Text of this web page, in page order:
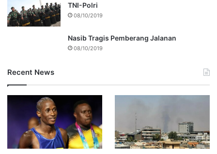
TNI-Polri
08/10/2019
Nasib Tragis Pemberang Jalanan
08/10/2019
Recent News